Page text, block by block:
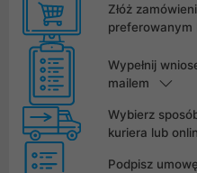
Złóż
preferowanym
Wypełnij
mailem
Wybierz
kuriera lub
Podpisz